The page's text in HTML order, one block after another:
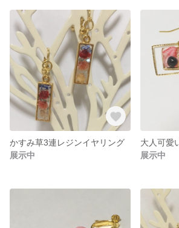
かすみ草3連レジンイヤリング
展示中
展示中